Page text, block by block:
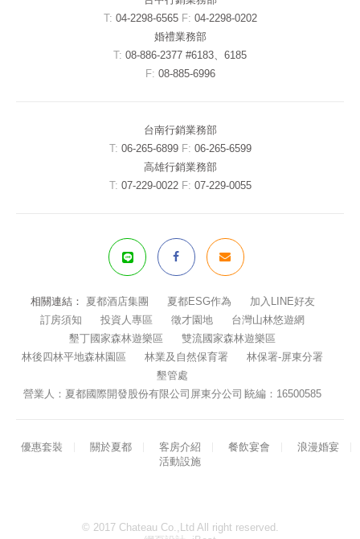
T: 04-2298-6565 F: 04-2298-0202
婚禮業務部
T: 08-886-2377 #6183、6185
F: 08-885-6996
台南行銷業務部
T: 06-265-6899 F: 06-265-6599
高雄行銷業務部
T: 07-229-0022 F: 07-229-0055
相關連結： 夏都酒店集團 夏都ESG作為
加入LINE好友
訂房須知
投資人專區 徵才園地
台灣山林悠遊網
墾丁國家森林遊樂區
雙流國家森林遊樂區
林後四林平地森林園區
林業及自然保育署
林保署-屏東分署
墾管處
營業人：夏都國際開發股份有限公司屏東分公司∣統編：16500585
優惠套裝 關於夏都 客房介紹 餐飲宴會
浪漫婚宴
活動設施
© 2017 Chateau Co.,Ltd All right reserved.